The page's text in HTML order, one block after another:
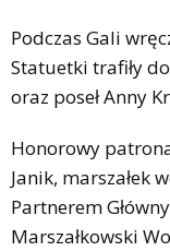
Podczas Gali
Statuetki trafiły
oraz poseł Anny
Honorowy
Janik, marszałek
Partnerem
Marszałkowski